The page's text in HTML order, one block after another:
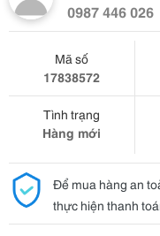
0987 446 026
Mã số
17838572
Tình trạng
Hàng mới
Để mua hàng an
thực hiện thanh